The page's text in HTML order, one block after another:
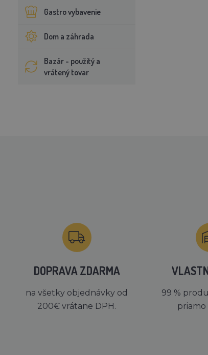
Gastro vybavenie
Dom a záhrada
Bazár - použitý a
vrátený tovar
DOPRAVA ZDARMA
na všetky objednávky od
200€ vrátane DPH.
99 %
priamo